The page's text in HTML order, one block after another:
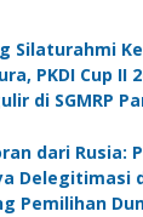
Silaturahmi
PKDI Cup II
di SGMRP
dari Rusia:
Delegitimasi
Pemilihan